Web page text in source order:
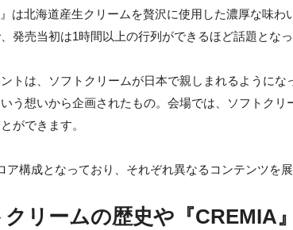
』は北海道産生クリームを贅沢に使用した濃厚な味
発売当初は1時間以上の行列ができるほど話題とな
トは、ソフトクリームが日本で親しまれるように
う想いから企画されたもの。会場では、ソフトク
ができます。
ア構成となっており、それぞれ異なるコンテンツを展
クリームの歴史や『CREMIA